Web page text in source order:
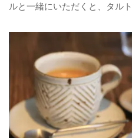
ルと一緒にいただくと、タル